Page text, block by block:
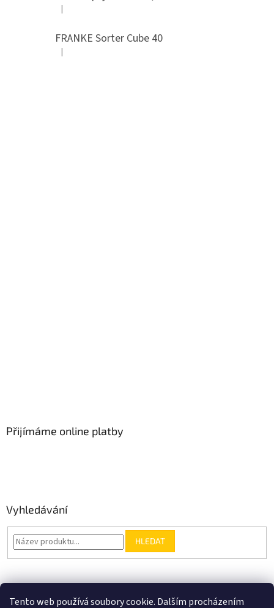
Tento web používá soubory cookie. Dalším procházením
Hodnocení produktu je 4 z 5 hvězdiček.
|
FRANKE Sorter Cube 40
Hodnocení produktu je 3 z 5 hvězdiček.
|
Přijímáme online platby
Vyhledávání
HLEDAT